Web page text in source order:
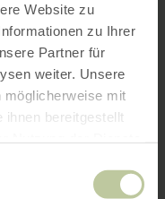
Website zu
zu Ihrer
Partner für
weiter. Unsere
möglicherweise mit
ihnen bereitgestellt